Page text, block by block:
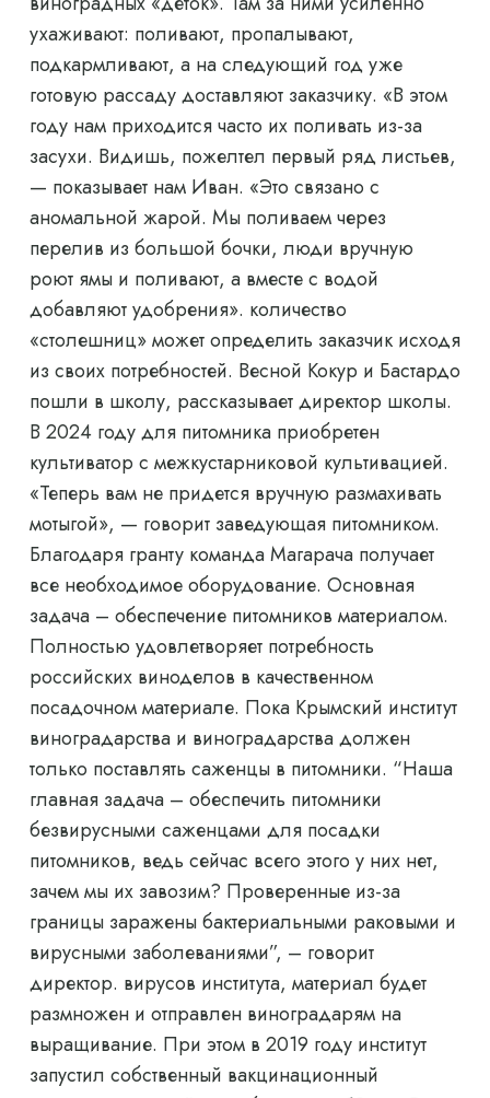
ухаживают: поливают, пропалывают,
подкармливают, а на следующий год уже
готовую рассаду доставляют заказчику. «В этом
году нам приходится часто их поливать из-за
засухи. Видишь, пожелтел первый ряд листьев,
— показывает нам Иван. «Это связано с
аномальной жарой. Мы поливаем через
перелив из большой бочки, люди вручную
роют ямы и поливают, а вместе с водой
добавляют удобрения». количество
«столешниц» может определить заказчик исходя
из своих потребностей. Весной Кокур и Бастардо
пошли в школу, рассказывает директор школы.
В 2024 году для питомника приобретен
культиватор с межкустарниковой культивацией.
«Теперь вам не придется вручную размахивать
мотыгой», — говорит заведующая питомником.
Благодаря гранту команда Магарача получает
все необходимое оборудование. Основная
задача – обеспечение питомников материалом.
Полностью удовлетворяет потребность
российских виноделов в качественном
посадочном материале. Пока Крымский институт
виноградарства и виноградарства должен
только поставлять саженцы в питомники. “Наша
главная задача – обеспечить питомники
безвирусными саженцами для посадки
питомников, ведь сейчас всего этого у них нет,
зачем мы их завозим? Проверенные из-за
границы заражены бактериальными раковыми и
вирусными заболеваниями”, – говорит
директор. вирусов института, материал будет
размножен и отправлен виноградарям на
выращивание. При этом в 2019 году институт
запустил собственный вакцинационный